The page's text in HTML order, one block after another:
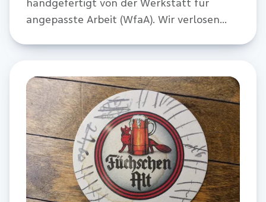
handgefertigt von der Werkstatt für
angepasste Arbeit (WfaA). Wir verlosen